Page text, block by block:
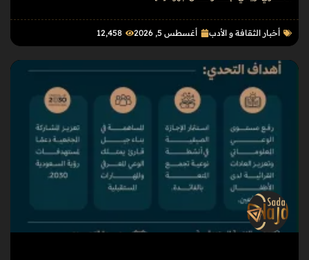
أخبار الثقافة و الأدب أغسطس 5, 2026 12٬458